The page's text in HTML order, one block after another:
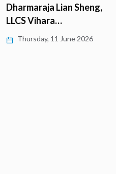
Dharmaraja Lian Sheng,
LLCS Vihara…
Thursday, 11 June 2026